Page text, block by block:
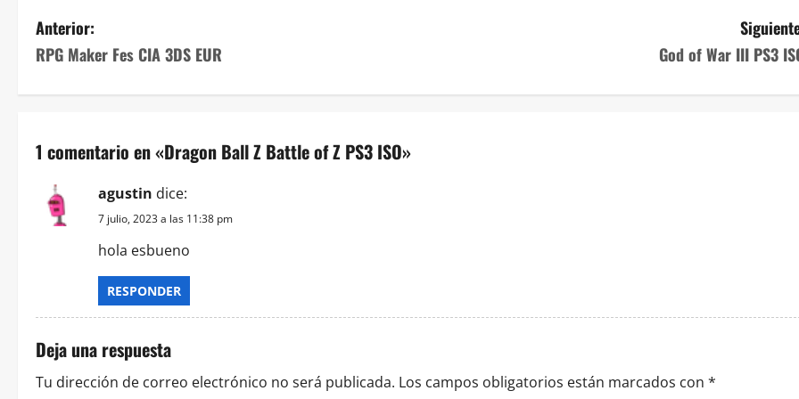
N
a
v
e
ó
n
Anterior:
RPG Maker Fes CIA 3DS EUR
God of War III PS3
1 comentario en «Dragon Ball Z Battle of Z PS3 ISO»
agustin dice:
7 julio, 2023 a las 11:38 pm
hola esbueno
RESPONDER
Deja una respuesta
Tu dirección de correo electrónico no será publicada. Los campos obligatorios están marcados con *